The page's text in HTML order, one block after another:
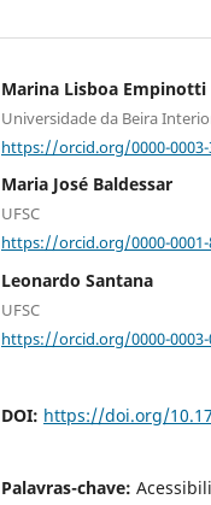
Marina Lisboa Empinotti
Universidade da Beira
https://orcid.org/0000-0003-
Maria José Baldessar
UFSC
https://orcid.org/0000-0001-
Leonardo Santana
UFSC
https://orcid.org/0000-0003-
DOI: https://doi.org/
Palavras-chave: